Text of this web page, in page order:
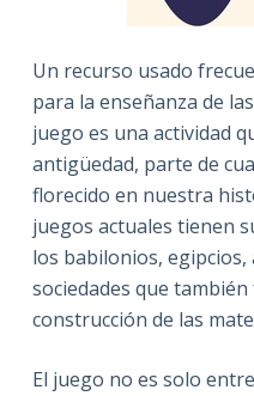
Un recurso usado
para la enseñanza de
juego es una actividad
antigüedad, parte de
florecido en nuestra
juegos actuales tienen
los babilonios, egipcios,
sociedades que
construcción de las
El juego no es solo